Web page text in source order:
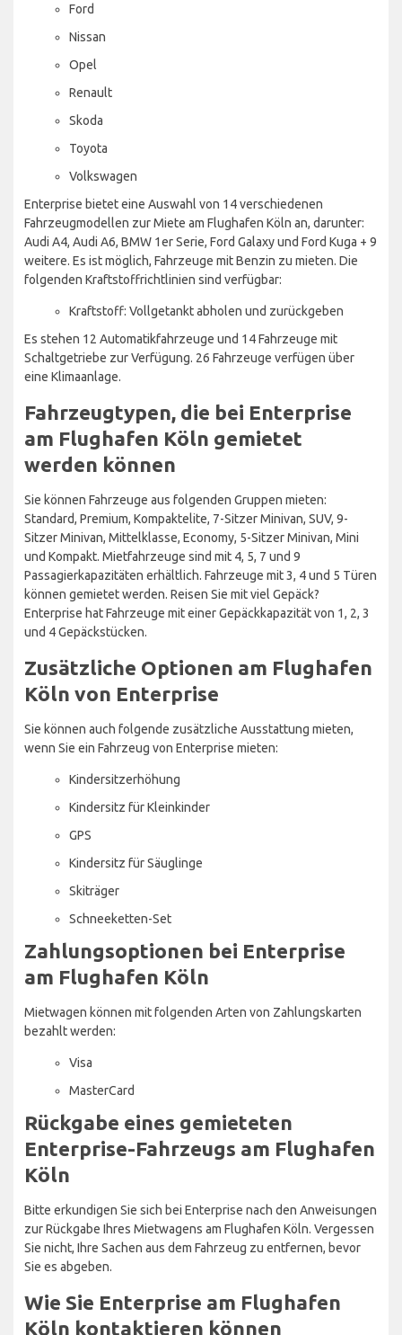
Ford
Nissan
Opel
Renault
Skoda
Toyota
Volkswagen
Enterprise bietet eine Auswahl von 14 verschiedenen
Fahrzeugmodellen zur Miete am Flughafen Köln an, darunter:
Audi A4, Audi A6, BMW 1er Serie, Ford Galaxy und Ford Kuga + 9
weitere. Es ist möglich, Fahrzeuge mit Benzin zu mieten. Die
folgenden Kraftstoffrichtlinien sind verfügbar:
Kraftstoff: Vollgetankt abholen und zurückgeben
Es stehen 12 Automatikfahrzeuge und 14 Fahrzeuge mit
Schaltgetriebe zur Verfügung. 26 Fahrzeuge verfügen über
eine Klimaanlage.
Fahrzeugtypen, die bei Enterprise
am Flughafen Köln gemietet
werden können
Sie können Fahrzeuge aus folgenden Gruppen mieten:
Standard, Premium, Kompaktelite, 7-Sitzer Minivan, SUV, 9-
Sitzer Minivan, Mittelklasse, Economy, 5-Sitzer Minivan, Mini
und Kompakt. Mietfahrzeuge sind mit 4, 5, 7 und 9
Passagierkapazitäten erhältlich. Fahrzeuge mit 3, 4 und 5 Türen
können gemietet werden. Reisen Sie mit viel Gepäck?
Enterprise hat Fahrzeuge mit einer Gepäckkapazität von 1, 2, 3
und 4 Gepäckstücken.
Zusätzliche Optionen am Flughafen
Köln von Enterprise
Sie können auch folgende zusätzliche Ausstattung mieten,
wenn Sie ein Fahrzeug von Enterprise mieten:
Kindersitzerhöhung
Kindersitz für Kleinkinder
GPS
Kindersitz für Säuglinge
Skiträger
Schneeketten-Set
Zahlungsoptionen bei Enterprise
am Flughafen Köln
Mietwagen können mit folgenden Arten von Zahlungskarten
bezahlt werden:
Visa
MasterCard
Rückgabe eines gemieteten
Enterprise-Fahrzeugs am Flughafen
Köln
Bitte erkundigen Sie sich bei Enterprise nach den Anweisungen
zur Rückgabe Ihres Mietwagens am Flughafen Köln. Vergessen
Sie nicht, Ihre Sachen aus dem Fahrzeug zu entfernen, bevor
Sie es abgeben.
Wie Sie Enterprise am Flughafen
Köln kontaktieren können